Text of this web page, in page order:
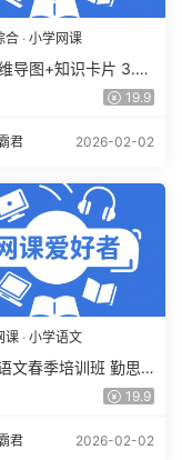
合 · 小学网课
导图+知识卡片 3.4
百度网盘下载,XMind
19.9
君 2026-02-02
课 · 小学语文
文春季培训班 勤思
晓琳 9.87G课程百度
19.9
君 2026-02-02